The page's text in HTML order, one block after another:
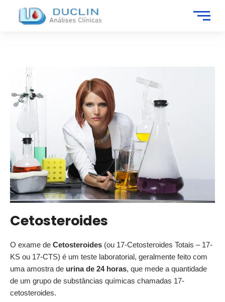
Cetosteroides
O exame de Cetosteroides (ou 17-Cetosteroides Totais – 17-
KS ou 17-CTS) é um teste laboratorial, geralmente feito com
uma amostra de urina de 24 horas, que mede a quantidade
de um grupo de substâncias químicas chamadas 17-
cetosteroides.